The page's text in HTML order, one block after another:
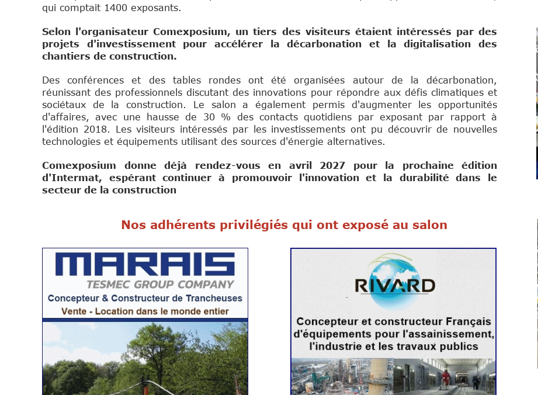
qui comptait 1400 exposants.
Selon l'organisateur Comexposium, un tiers des visiteurs étaient intéressés par des
projets d'investissement pour accélérer la décarbonation et la digitalisation des
chantiers de construction.
Des conférences et des tables rondes ont été organisées autour de la décarbonation,
réunissant des professionnels discutant des innovations pour répondre aux défis climatiques et
sociétaux de la construction. Le salon a également permis d'augmenter les opportunités
d'affaires, avec une hausse de 30 % des contacts quotidiens par exposant par rapport à
l'édition 2018. Les visiteurs intéressés par les investissements ont pu découvrir de nouvelles
technologies et équipements utilisant des sources d'énergie alternatives.
Comexposium donne déjà rendez-vous en avril 2027 pour la prochaine édition
d'Intermat, espérant continuer à promouvoir l'innovation et la durabilité dans le
secteur de la construction
Nos adhérents privilégiés qui ont exposé au salon